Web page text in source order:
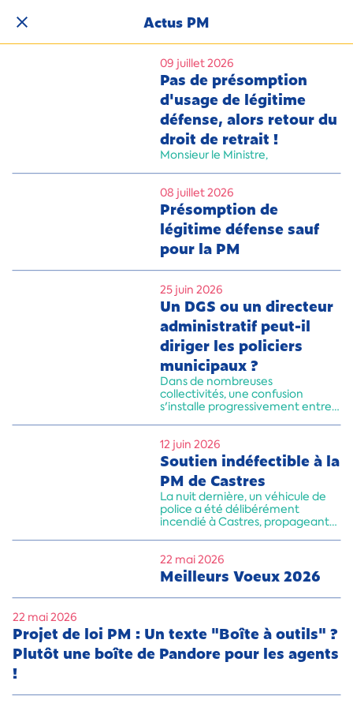
Actus PM
09 juillet 2026
Pas de présomption
d'usage de légitime
défense, alors retour du
droit de retrait !
Monsieur le Ministre,
08 juillet 2026
Présomption de
légitime défense sauf
pour la PM
25 juin 2026
Un DGS ou un directeur
administratif peut-il
diriger les policiers
municipaux ?
Dans de nombreuses
collectivités, une confusion
s'installe progressivement entre
opérationnel de la police
municipale.
12 juin 2026
Soutien indéfectible à la
PM de Castres
La nuit dernière, un véhicule de
police a été délibérément
incendié à Castres, propageant
la façade du poste de Police
Municipale.
22 mai 2026
Meilleurs Voeux 2026
22 mai 2026
Projet de loi PM : Un texte "Boîte à outils" ?
Plutôt une boîte de Pandore pour les agents
!